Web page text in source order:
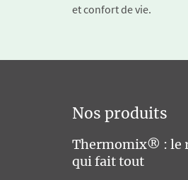
et confort de vie.
Nos produits
Thermomix® : le
qui fait tout